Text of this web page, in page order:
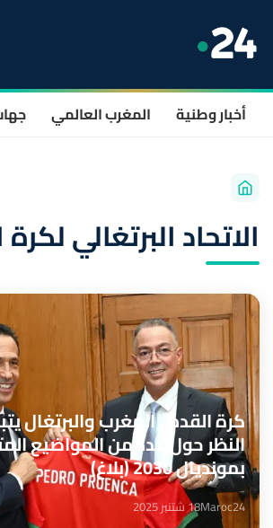
أخبار وطنية المغرب العالمي
الاتحاد البرتغالي
كرة القدم.. المغرب والبرتغال
النظر حول عدد من المواضيع
بمونديال 2030 (بلاغ)
Maroc2418 شتنبر 2025